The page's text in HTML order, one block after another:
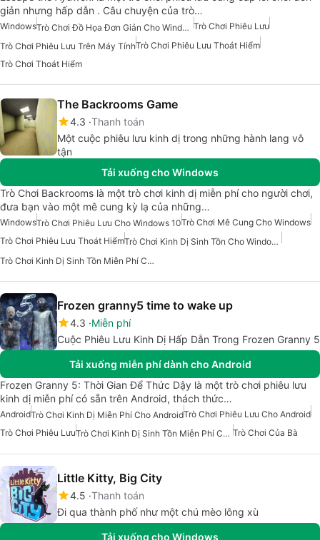
giản nhưng hấp dẫn . Câu chuyện của trò…
Windows Trò Chơi Đồ Họa Đơn Giản Cho Windows 7 Trò Chơi Phiêu Lưu
Trò Chơi Phiêu Lưu Trên Máy TínhTrò Chơi Phiêu Lưu Thoát Hiểm
Trò Chơi Thoát Hiểm
The Backrooms Game
4.3 Thanh toán
Một cuộc phiêu lưu kinh dị trong những hành lang vô
tận
Tải xuống cho Windows
Trò Chơi Backrooms là một trò chơi kinh dị miễn phí cho người chơi,
đưa bạn vào một mê cung kỳ lạ của những…
WindowsTrò Chơi Phiêu Lưu Cho Windows 10Trò Chơi Mê Cung Cho Windows
Trò Chơi Phiêu Lưu Thoát Hiểm
Trò Chơi Kinh Dị Sinh Tồn Cho Windows
Trò Chơi Kinh Dị Sinh Tồn Miễn Phí Cho Windows
Frozen granny5 time to wake up
4.3 Miễn phí
Cuộc Phiêu Lưu Kinh Dị Hấp Dẫn Trong Frozen Granny 5
Tải xuống miễn phí dành cho Android
Frozen Granny 5: Thời Gian Để Thức Dậy là một trò chơi phiêu lưu
kinh dị miễn phí có sẵn trên Android, thách thức…
AndroidTrò Chơi Kinh Dị Miễn Phí Cho AndroidTrò Chơi Phiêu Lưu Cho Android
Trò Chơi Phiêu Lưu
Trò Chơi Kinh Dị Sinh Tồn Miễn Phí Cho Android Trò Chơi Của Bà
Little Kitty, Big City
4.5 Thanh toán
Đi qua thành phố như một chú mèo lông xù
Tải xuống cho Windows